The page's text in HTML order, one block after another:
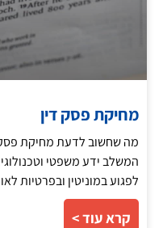
מחיקת פסק דין
מה שחשוב לדעת מחיקת פסק
המשלב ידע משפטי
לפגוע במוניטין ובפרטיות
קרא עוד >